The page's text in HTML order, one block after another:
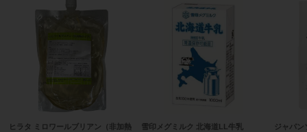
ヒラタ ミロワールブリアン（非加熱
雪印メグミルク 北海道LL牛乳
ジャパン